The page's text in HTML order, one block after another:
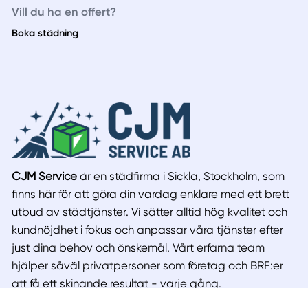
Vill du ha en offert?
Boka städning
CJM Serviceär en städfirma i Sickla, Stockholm, som
finns här för att göra din vardag enklare med ett brett
utbud av städtjänster. Vi sätter alltid hög kvalitet och
kundnöjdhet i fokus och anpassar våra tjänster efter
just dina behov och önskemål. Vårt erfarna team
hjälper såväl privatpersoner som företag och BRF:er
att få ett skinande resultat - varje gång.